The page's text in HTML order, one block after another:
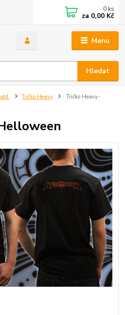
Menu
Hledat
0 ks
za 0,00 Kč
Tričko Heavy
Tričko Heavy-